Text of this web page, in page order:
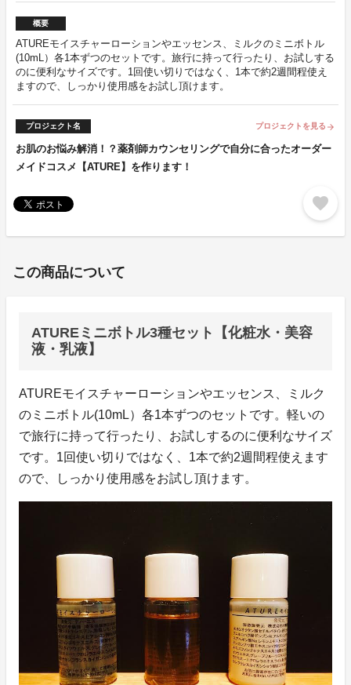
概要
ATUREモイスチャーローションやエッセンス、ミルクのミニボトル
(10mL）各1本ずつのセットです。旅行に持って行ったり、お試しする
のに便利なサイズです。1回使い切りではなく、1本で約2週間程使え
ますので、しっかり使用感をお試し頂けます。
プロジェクト名 プロジェクトを見る arrow_forward
お肌のお悩み解消！？薬剤師カウンセリングで自分に合ったオーダー
メイドコスメ【ATURE】を作ります！
favorite
この商品について
ATUREミニボトル3種セット【化粧水・美容
液・乳液】
ATUREモイスチャーローションやエッセンス、ミルク
のミニボトル(10mL）各1本ずつのセットです。軽いの
で旅行に持って行ったり、お試しするのに便利なサイズ
です。1回使い切りではなく、1本で約2週間程使えます
ので、しっかり使用感をお試し頂けます。